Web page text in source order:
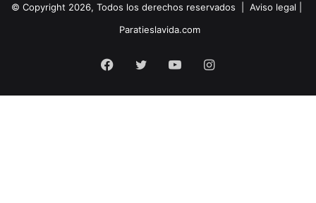
© Copyright 2026, Todos los derechos reservados | Aviso legal
Paratieslavida.com
Facebook
Twitter YouTubeInstagram